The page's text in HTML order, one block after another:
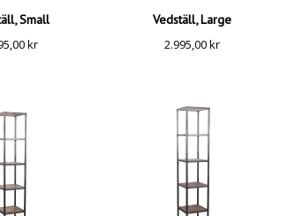
Small
kr
Vedställ, Large
2.995,00kr